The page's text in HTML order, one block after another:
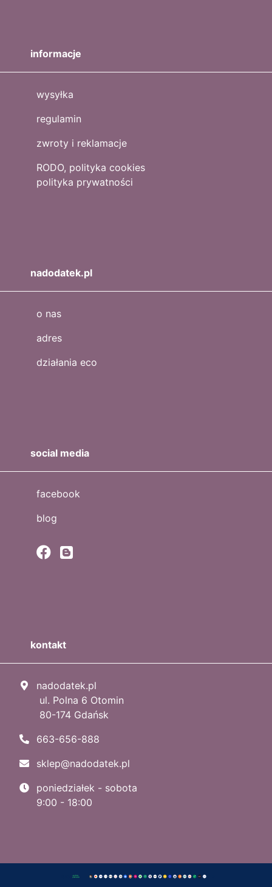
informacje
wysyłka
regulamin
zwroty i reklamacje
RODO, polityka cookies
polityka prywatności
nadodatek.pl
o nas
adres
działania eco
social media
facebook
blog
kontakt
nadodatek.pl
ul. Polna 6 Otomin
80-174 Gdańsk
663-656-888
sklep@nadodatek.pl
poniedziałek - sobota
9:00 - 18:00